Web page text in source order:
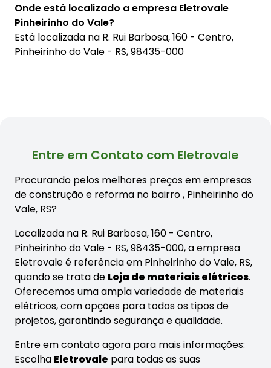
Onde está localizado a empresa Eletrovale
Pinheirinho do Vale?
Está localizada na R. Rui Barbosa, 160 - Centro,
Pinheirinho do Vale - RS, 98435-000
Entre em Contato com Eletrovale
Procurando pelos melhores preços em empresas
de construção e reforma no bairro, Pinheirinho do
Vale, RS?
Localizada na R. Rui Barbosa, 160 - Centro,
Pinheirinho do Vale - RS, 98435-000, a empresa
Eletrovale é referência em Pinheirinho do Vale, RS,
quando se trata de Loja de materiais elétricos.
Oferecemos uma ampla variedade de materiais
elétricos, com opções para todos os tipos de
projetos, garantindo segurança e qualidade.
Entre em contato agora para mais informações:
Escolha Eletrovale para todas as suas